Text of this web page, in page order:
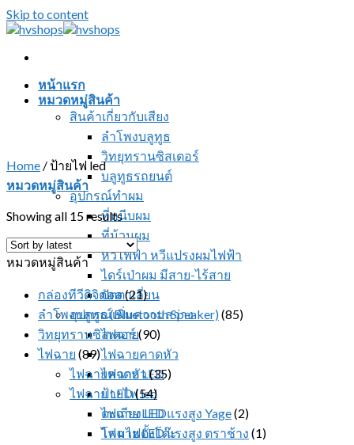
Skip to content
หน้าแรก
หมวดหมู่สินค้า
สินค้าเกี่ยวกับเสียง
ลำโพงบลูทูธ
วิทยุทรานซิสเตอร์
บลูทูธรถยนต์
อุปกรณ์ทำผม
ที่หนีบผม
ที่ม้วนผม
หวีไฟฟ้า หวีแปรงผมไฟฟ้า
ไดร์เป่าผม มีสาย-ไร้สาย
ปัตตาเลี่ยน
อุปกรณ์เพิ่มความสว่าง
ไฟฉาย
ไฟฉายคาดหัว
ไฟฉาย LED
ป้ายไฟ led
ตะเกียง LED
โคมไฟตั้งโต๊ะ
Home /ป้ายไฟ led
หมวดหมู่สินค้า
Showing all 15 results
หมวดหมู่สินค้า
กล่องทีวีดิจิตอล(21)
ลำโพงบลูทูธ (Bluetooth Speaker)(85)
วิทยุทรานซิสเตอร์(90)
ไฟฉาย (89)
ไฟฉายคาดหัว(35)
ไฟฉาย LED(54)
ไฟฉาย LED แรงสูง Yage(2)
ไฟฉาย LED แรงสูง ตราช้าง (1)